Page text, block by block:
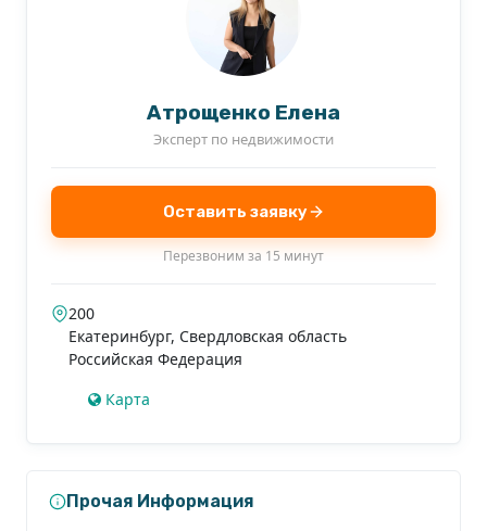
Атрощенко Елена
Эксперт по недвижимости
Оставить заявку
Перезвоним за 15 минут
200
Екатеринбург, Свердловская область
Российская Федерация
Карта
Прочая Информация